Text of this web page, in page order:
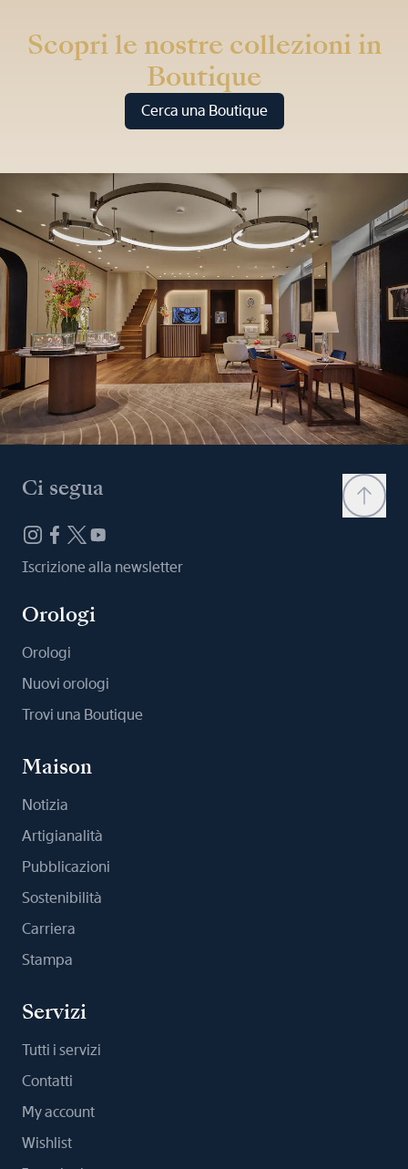
Scopri le nostre collezioni in
Boutique
Cerca una Boutique
Ci segua
Iscrizione alla newsletter
Orologi
Orologi
Nuovi orologi
Trovi una Boutique
Maison
Notizia
Artigianalità
Pubblicazioni
Sostenibilità
Carriera
Stampa
Servizi
Tutti i servizi
Contatti
My account
Wishlist